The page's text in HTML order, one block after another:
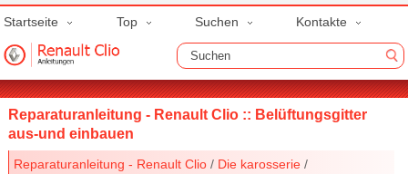
Startseite Top Suchen Kontakte
Reparaturanleitung - Renault Clio :: Belüftungsgitter
aus-und einbauen
Reparaturanleitung - Renault Clio / Die karosserie /